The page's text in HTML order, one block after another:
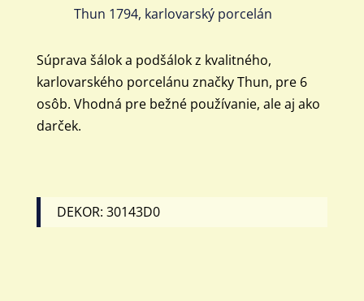
Thun 1794, karlovarský porcelán
Súprava šálok a podšálok z kvalitného,
karlovarského porcelánu značky Thun, pre 6
osôb. Vhodná pre bežné používanie, ale aj ako
darček.
DEKOR: 30143D0